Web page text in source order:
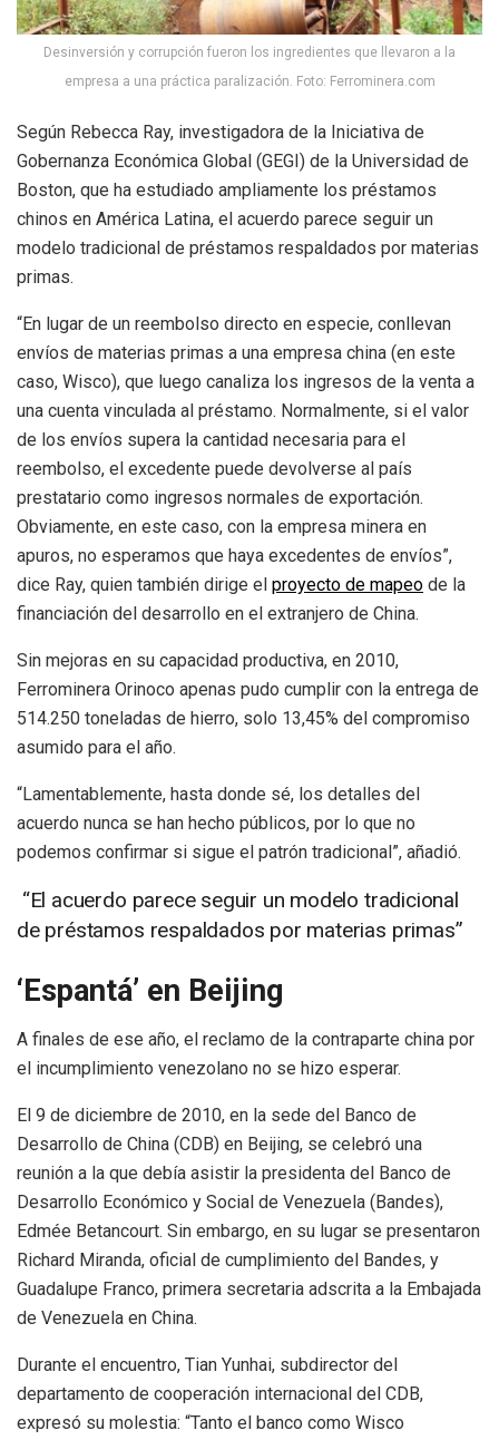
Desinversión y corrupción fueron los ingredientes que llevaron a la
empresa a una práctica paralización. Foto: Ferrominera.com
Según Rebecca Ray, investigadora de la Iniciativa de
Gobernanza Económica Global (GEGI) de la Universidad de
Boston, que ha estudiado ampliamente los préstamos
chinos en América Latina, el acuerdo parece seguir un
modelo tradicional de préstamos respaldados por materias
primas.
“En lugar de un reembolso directo en especie, conllevan
envíos de materias primas a una empresa china (en este
caso, Wisco), que luego canaliza los ingresos de la venta a
una cuenta vinculada al préstamo. Normalmente, si el valor
de los envíos supera la cantidad necesaria para el
reembolso, el excedente puede devolverse al país
prestatario como ingresos normales de exportación.
Obviamente, en este caso, con la empresa minera en
apuros, no esperamos que haya excedentes de envíos”,
dice Ray, quien también dirige el proyecto de mapeo de la
financiación del desarrollo en el extranjero de China.
Sin mejoras en su capacidad productiva, en 2010,
Ferrominera Orinoco apenas pudo cumplir con la entrega de
514.250 toneladas de hierro, solo 13,45% del compromiso
asumido para el año.
“Lamentablemente, hasta donde sé, los detalles del
acuerdo nunca se han hecho públicos, por lo que no
podemos confirmar si sigue el patrón tradicional”, añadió.
“El acuerdo parece seguir un modelo tradicional
de préstamos respaldados por materias primas”
‘Espantá’ en Beijing
A finales de ese año, el reclamo de la contraparte china por
el incumplimiento venezolano no se hizo esperar.
El 9 de diciembre de 2010, en la sede del Banco de
Desarrollo de China (CDB) en Beijing, se celebró una
reunión a la que debía asistir la presidenta del Banco de
Desarrollo Económico y Social de Venezuela (Bandes),
Edmée Betancourt. Sin embargo, en su lugar se presentaron
Richard Miranda, oficial de cumplimiento del Bandes, y
Guadalupe Franco, primera secretaria adscrita a la Embajada
de Venezuela en China.
Durante el encuentro, Tian Yunhai, subdirector del
departamento de cooperación internacional del CDB,
expresó su molestia: “Tanto el banco como Wisco